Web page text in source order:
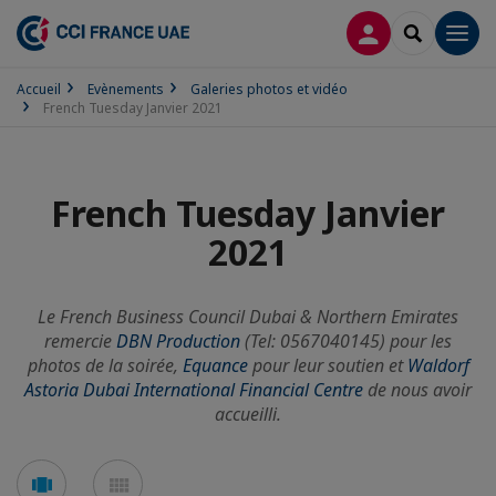
CONNEXION
Accueil Evènements
Galeries photos et vidéo
French Tuesday Janvier 2021
French Tuesday Janvier
2021
Le French Business Council Dubai & Northern Emirates
remercieDBN Production(Tel: 0567040145) pour les
photos de la soirée, Equancepour leur soutien etWaldorf
Astoria Dubai International Financial Centre de nous avoir
accueilli.
Voir